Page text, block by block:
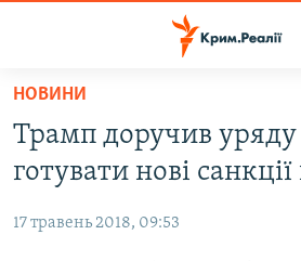
Перейти
основного
матеріалу
Перейти
до
ВОДА.КРИМ
ВІДЕО ТА ФОТО
ПОЛІТИКА
НОВИНИ
Трамп доручив
готувати нові
17 травень 2018, 09:53